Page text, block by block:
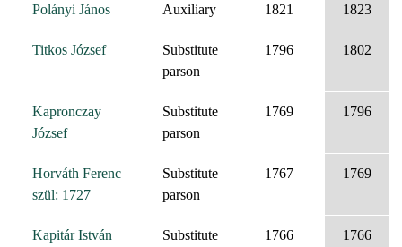
Polányi János Auxiliary 1821 1823
Titkos József
Substitute
parson
1796 1802
Kapronczay
József
Substitute
parson
1769 1796
Horváth Ferenc
szül: 1727
Substitute
parson
1767 1769
Kapitár István
Substitute
1766 1766